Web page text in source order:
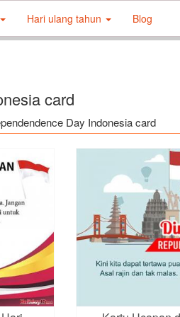
Hari ulang tahun Blog
card
Day Indonesia card